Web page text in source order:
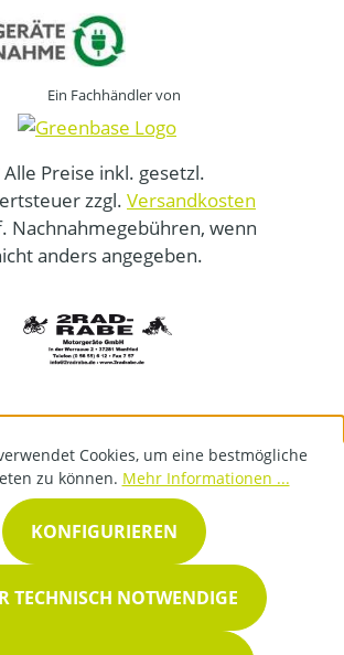
Ein Fachhändler von
Preise inkl. gesetzl.
zzgl. Versandkosten
Nachnahmegebühren, wenn
anders angegeben.
Cookies, um eine bestmögliche
zu können. Mehr Informationen ...
TECHNISCH NOTWENDIGE
KONFIGURIEREN